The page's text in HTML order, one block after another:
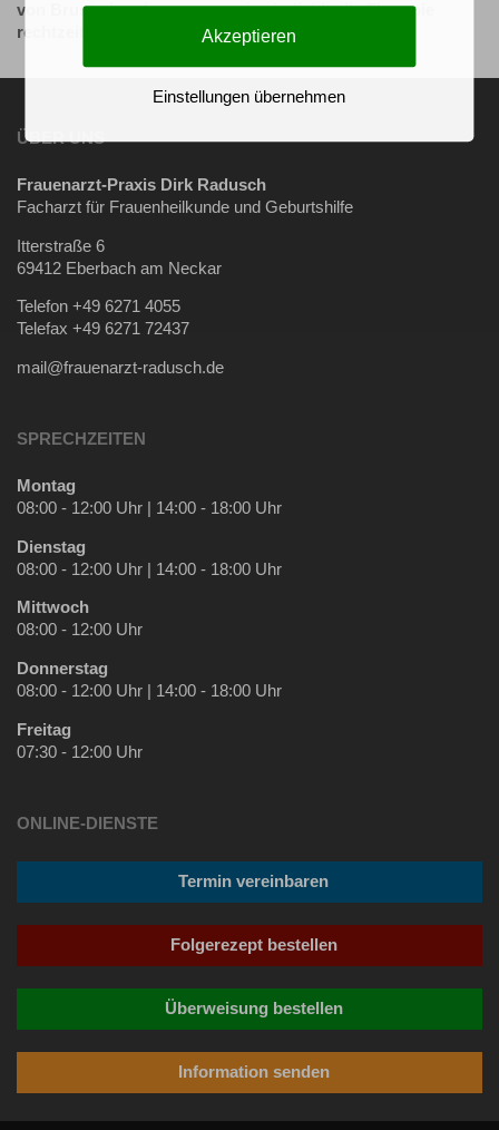
von Brusterkrankungen, um eineindividuelle Therapie
rechtzeitig
durchführen zu können.
ÜBER UNS
Frauenarzt-Praxis Dirk Radusch
Facharzt für Frauenheilkunde und Geburtshilfe
Itterstraße 6
69412 Eberbach am Neckar
Telefon +49 6271 4055
Telefax +49 6271 72437
mail@frauenarzt-radusch.de
SPRECHZEITEN
Montag
08:00 - 12:00 Uhr | 14:00 - 18:00 Uhr
Dienstag
08:00 - 12:00 Uhr | 14:00 - 18:00 Uhr
Mittwoch
08:00 - 12:00 Uhr
Donnerstag
08:00 - 12:00 Uhr | 14:00 - 18:00 Uhr
Freitag
07:30 - 12:00 Uhr
ONLINE-DIENSTE
Termin vereinbaren
Folgerezept bestellen
Überweisung bestellen
Information senden
Akzeptieren
Einstellungen übernehmen